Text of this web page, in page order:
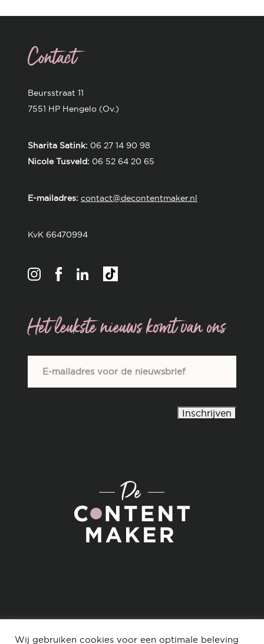
Contact
Beursstraat 11
7551 HP Hengelo (Ov.)
Sharita Satink: 06 27 14 90 98
Nicole Tusveld: 06 52 64 20 65
E-mailadres: contact@decontentmaker.nl
KvK 66470994
Het leukste nieuws komt van ons
mailadres*
Inschrijven
Wij gebruiken cookies voor een optimale beleving